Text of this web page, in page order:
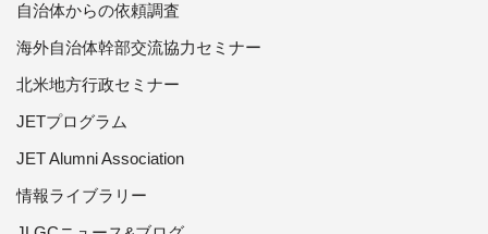
自治体からの依頼調査
海外自治体幹部交流協力セミナー
北米地方行政セミナー
JETプログラム
JET Alumni Association
情報ライブラリー